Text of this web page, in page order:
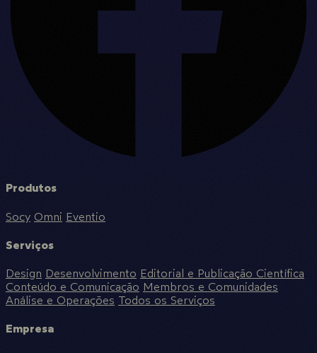
Produtos
Socy Omni Eventio
Serviços
Design Desenvolvimento Editorial e Publicação Científica
Conteúdo e Comunicação Membros e Comunidades
Análise e Operações Todos os Serviços
Empresa